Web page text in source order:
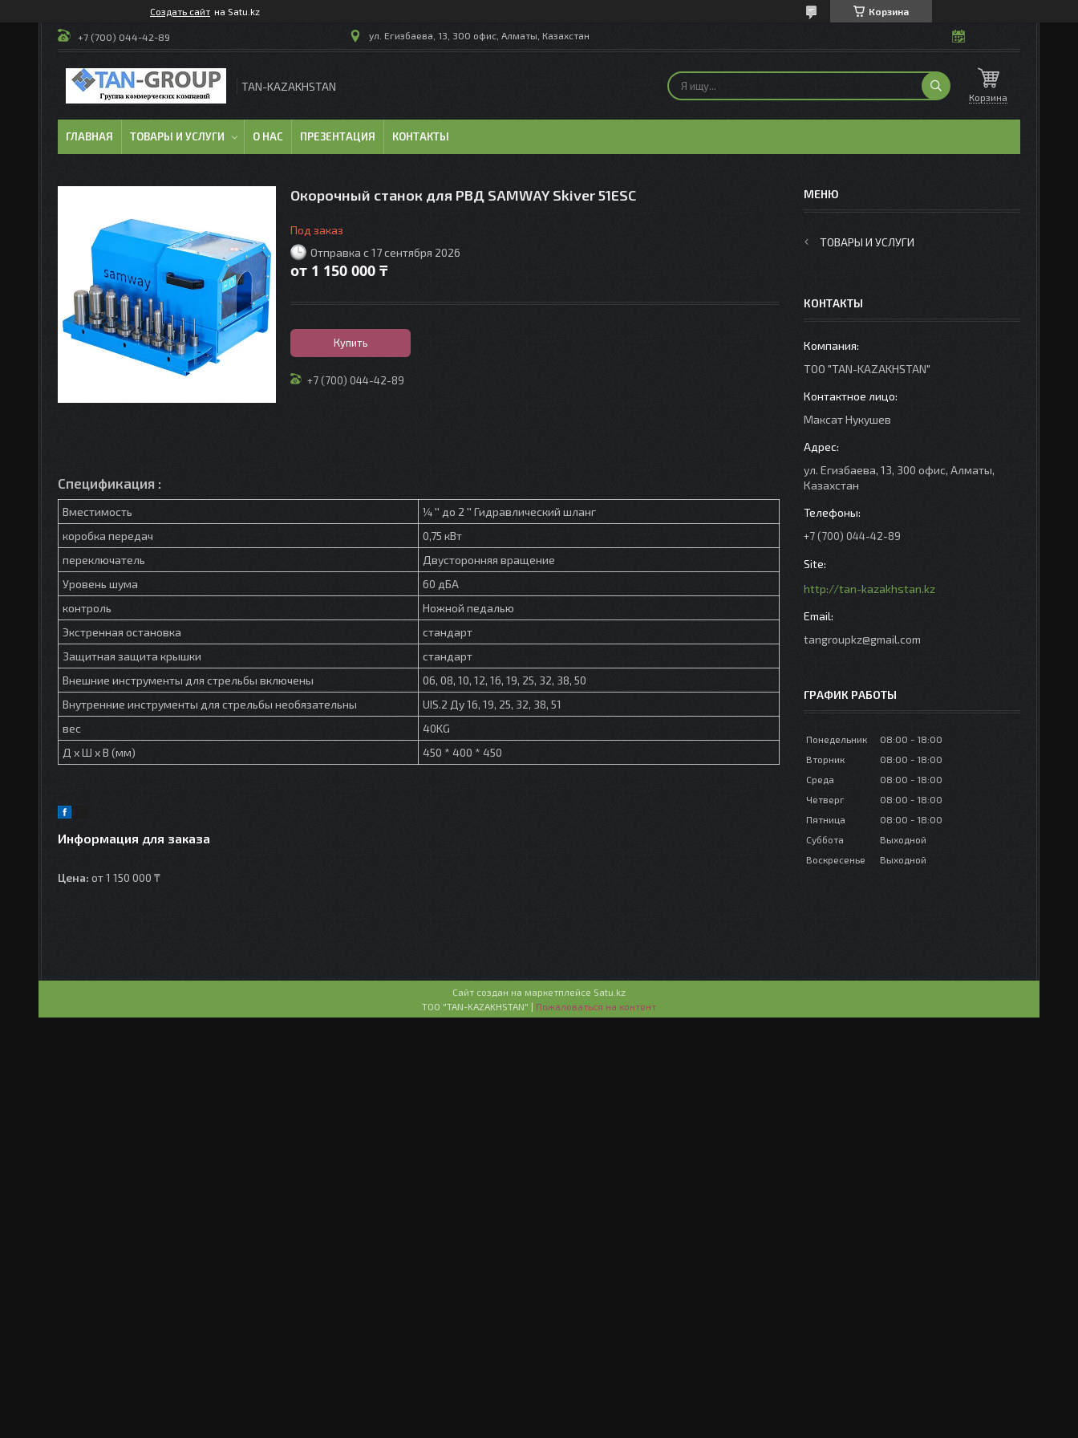
Создать сайт на Satu.kz Корзина
+7 (700) 044-42-89 ул. Егизбаева, 13, 300 офис, Алматы, Казахстан
TAN-KAZAKHSTAN
Корзина
ГЛАВНАЯ ТОВАРЫ И УСЛУГИ О НАС ПРЕЗЕНТАЦИЯ КОНТАКТЫ
Окорочный станок для РВД SAMWAY Skiver 51ESC
Под заказ
Отправка с 17 сентября 2026
от 1 150 000 ₸
Купить
+7 (700) 044-42-89
Спецификация :
Вместимость
¼ '' до 2 '' Гидравлический шланг
коробка передач
0,75 кВт
переключатель
Двусторонняя вращение
Уровень шума
60 дБА
контроль
Ножной педалью
Экстренная остановка
стандарт
Защитная защита крышки
стандарт
Внешние инструменты для стрельбы включены
06, 08, 10, 12, 16, 19, 25, 32, 38, 50
Внутренние инструменты для стрельбы необязательны
UIS.2 Ду 16, 19, 25, 32, 38, 51
вес
40KG
Д х Ш х В (мм)
450 * 400 * 450
Информация для заказа
Цена: от 1 150 000 ₸
ТОВАРЫ И УСЛУГИ
КОНТАКТЫ
ТОО "TAN-KAZAKHSTAN"
Максат Нукушев
ул. Егизбаева, 13, 300 офис, Алматы,
Казахстан
+7 (700) 044-42-89
http://tan-kazakhstan.kz
tangroupkz@gmail.com
ГРАФИК РАБОТЫ
Понедельник 08:00
18:00
Вторник
08:00
18:00
Среда
08:00
18:00
Четверг
08:00
18:00
Пятница
08:00
18:00
Суббота
Выходной
Воскресенье
Выходной
Сайт создан на маркетплейсе Satu.kz
ТОО "TAN-KAZAKHSTAN" | Пожаловаться на контент